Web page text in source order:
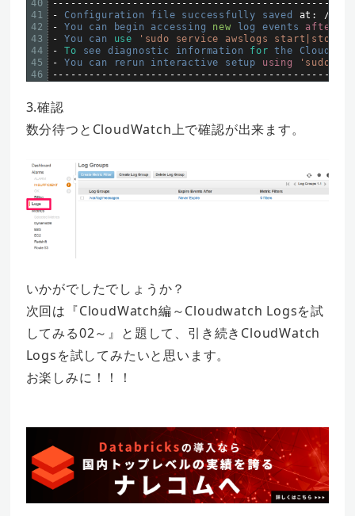
40
41
42
43
44
45
46
-- -- -- -- -- -- -- -- -- -- -- -- -- -- -- -- -- -- -- -- -- -- --
-
Configuration file successfully saved at : /
-
You can begin accessing new log events after
-
You can use
'sudo service awslogs
-
To see diagnostic information for the
-
You can rerun interactive setup using
'sudo ./
-- -- -- -- -- -- -- -- -- -- -- -- -- -- -- -- -- -- -- -- -- -- --
3.確認
数分待つとCloudWatch上で確認が出来ます。
いかがでしたでしょうか？
次回は『CloudWatch編～Cloudwatch Logsを試
してみる02～』と題して、引き続きCloudWatch
Logsを試してみたいと思います。
お楽しみに！！！